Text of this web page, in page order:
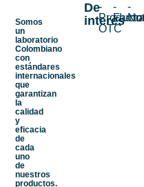
Somos
un
laboratorio
Colombiano
con
estándares
internacionales
que
garantizan
la
calidad
y
eficacia
de
cada
uno
de
nuestros
productos.
De
interés
-
OTC
-
-